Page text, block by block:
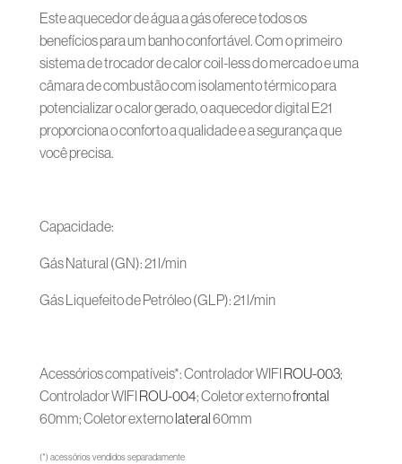
Este aquecedor de água a gás oferece todos os
benefícios para um banho confortável. Com o primeiro
sistema de trocador de calor coil-less do mercado e uma
câmara de combustão com isolamento térmico para
potencializar o calor gerado, o aquecedor digital E21
proporciona o conforto a qualidade e a segurança que
você precisa.
Capacidade:
Gás Natural (GN): 21 l/min
Gás Liquefeito de Petróleo (GLP): 21 l/min
Acessórios compatíveis*: Controlador WIFI ROU-003;
Controlador WIFI ROU-004; Coletor externofrontal
60mm; Coletor externolateral60mm
(*) acessórios vendidos separadamente